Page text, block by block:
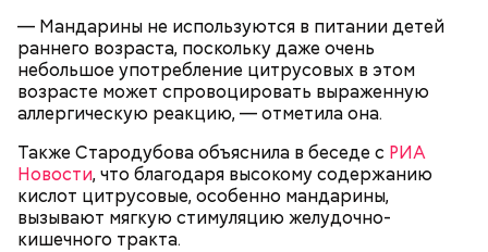
— Мандарины не используются в питании детей
раннего возраста, поскольку даже очень
небольшое употребление цитрусовых в этом
возрасте может спровоцировать выраженную
аллергическую реакцию, — отметила она.
Также Стародубова объяснила в беседе с РИА
Новости, что благодаря высокому содержанию
кислот цитрусовые, особенно мандарины,
вызывают мягкую стимуляцию желудочно-
кишечного тракта.
Однако диетолог предупредила: не для всех дыня
может быть полезна. В первую очередь ее стоит
есть с осторожностью людям:
узнала у врача — эндокринолога-диетолога
Натальи Лазуренко,как правильно есть эту ягоду
пользой для здоровья.